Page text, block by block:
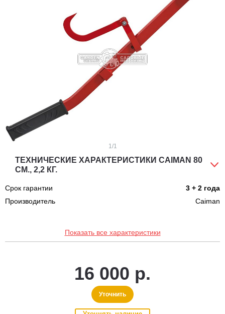
1/1
ТЕХНИЧЕСКИЕ ХАРАКТЕРИСТИКИ CAIMAN 80
СМ., 2,2 КГ.
Срок гарантии
3 + 2 года
Производитель
Caiman
Показать все характеристики
16 000 р.
Уточнить